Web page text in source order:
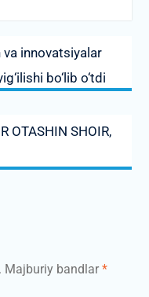
va innovatsiyalar
bo‘lib o‘tdi
OTASHIN SHOIR,
Majburiy bandlar*